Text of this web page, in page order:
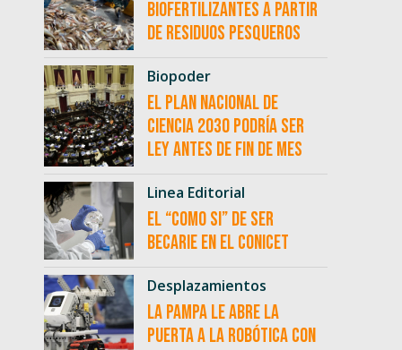
biofertilizantes a partir
de residuos pesqueros
Biopoder
El Plan Nacional de
Ciencia 2030 podría ser
ley antes de fin de mes
Linea Editorial
El “como si” de ser
becarie en el CONICET
Desplazamientos
La Pampa le abre la
puerta a la robótica con